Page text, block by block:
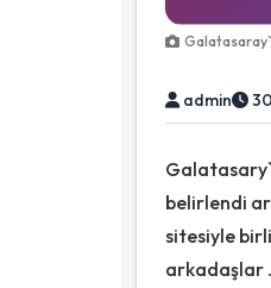
admin
belirlendi
sitesiyle
arkadaşlar